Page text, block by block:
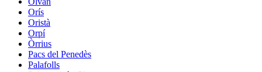
Orís
Oristà
Orpí
Òrrius
Pacs del Penedès
Palafolls